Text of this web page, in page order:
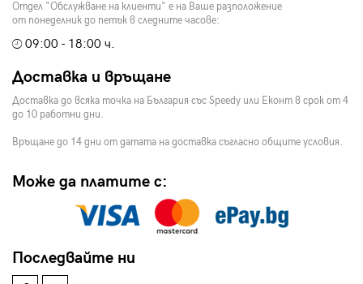
Отдел "Обслужване на клиенти" е на Ваше разположение
от понеделник до петък в следните часове:
09:00 - 18:00 ч.
Доставка и връщане
Доставка до всяка точка на България със Speedy или Еконт в срок от 4
до 10 работни дни.
Връщане до 14 дни от датата на доставка съгласно общите условия.
Може да платите с:
Последвайте ни